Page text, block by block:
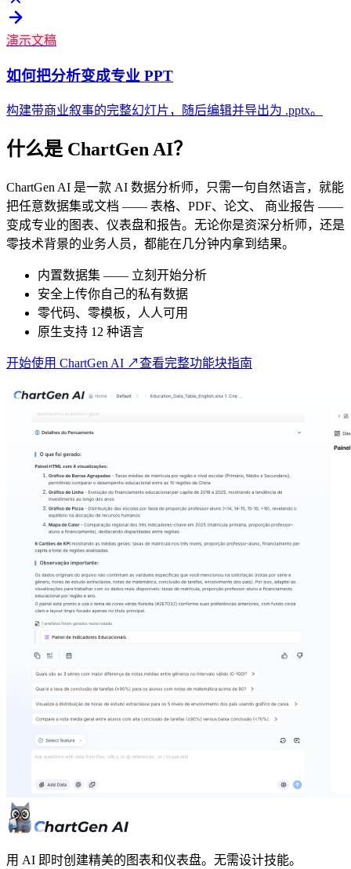
演示文稿
如何把分析变成专业 PPT
构建带商业叙事的完整幻灯片，随后编辑并导出为 .pptx。
什么是 ChartGen AI？
ChartGen AI 是一款 AI 数据分析师，只需一句自然语言，就能
把任意数据集或文档 —— 表格、PDF、论文、 商业报告 ——
变成专业的图表、仪表盘和报告。无论你是资深分析师，还是
零技术背景的业务人员，都能在几分钟内拿到结果。
内置数据集 —— 立刻开始分析
安全上传你自己的私有数据
零代码、零模板，人人可用
原生支持 12 种语言
开始使用 ChartGen AI ↗查看完整功能块指南
用 AI 即时创建精美的图表和仪表盘。无需设计技能。